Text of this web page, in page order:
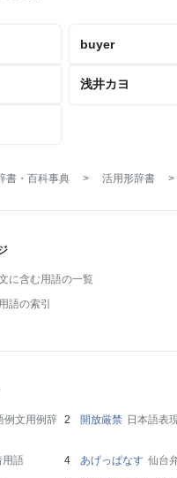
buyer
浅井カヨ
書・百科事典 > 活用形辞書 >
に含む用語の一覧
語の索引
例文用例辞
開放厳禁 日本語表
用語 あげっぱなす 仙台